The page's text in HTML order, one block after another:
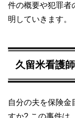
件の概要や犯罪者
明していきます。
久留米看護
自分の夫を保険金